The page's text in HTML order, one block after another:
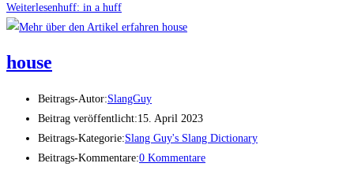
Weiterlesenhuff: in a huff
house
Beitrags-Autor:SlangGuy
Beitrag veröffentlicht:15. April 2023
Beitrags-Kategorie:Slang Guy's Slang Dictionary
Beitrags-Kommentare:0 Kommentare